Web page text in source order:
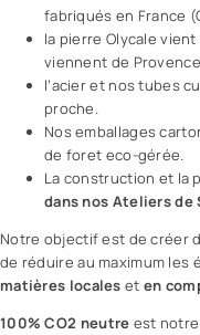
fabriqués en France
la pierre Olycale
viennent de
l’acier et nos tubes
proche.
Nos emballages
de foret eco-gérée.
La construction et la
dans nos Ateliers de
Notre objectif est de créer
de réduire au maximum les
matières locales et en
100% CO2 neutre est